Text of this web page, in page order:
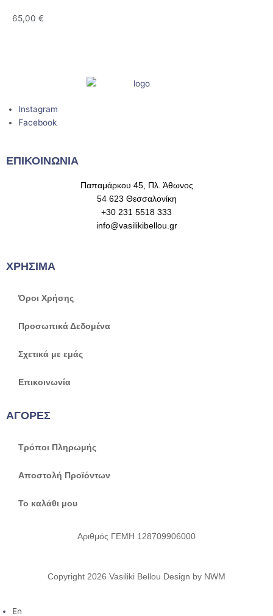
65,00 €
Instagram
Facebook
ΕΠΙΚΟΙΝΩΝΙΑ
Παπαμάρκου 45, Πλ. Άθωνος
54 623 Θεσσαλονίκη
+30 231 5518 333
info@vasilikibellou.gr
ΧΡΗΣΙΜΑ
Όροι Χρήσης
Προσωπικά Δεδομένα
Σχετικά με εμάς
Επικοινωνία
ΑΓΟΡΕΣ
Τρόποι Πληρωμής
Αποστολή Προϊόντων
Το καλάθι μου
Αριθμός ΓΕΜΗ 128709906000
Copyright 2026 Vasiliki Bellou Design by NWM
En